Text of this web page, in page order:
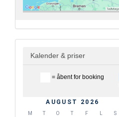
Kalender & priser
= åbent for booking
AUGUST 2026
M T O T F
S